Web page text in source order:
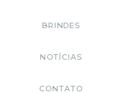
BRINDES
NOTÍCIAS
CONTATO